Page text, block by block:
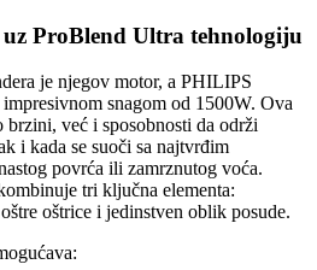
uz ProBlend Ultra tehnologiju
je njegov motor, a PHILIPS
snagom od 1500W. Ova
brzini, već i sposobnosti da održi
i kada se suoči sa najtvrđim
povrća ili zamrznutog voća.
tri ključna elementa:
oštrice i jedinstven oblik posude.